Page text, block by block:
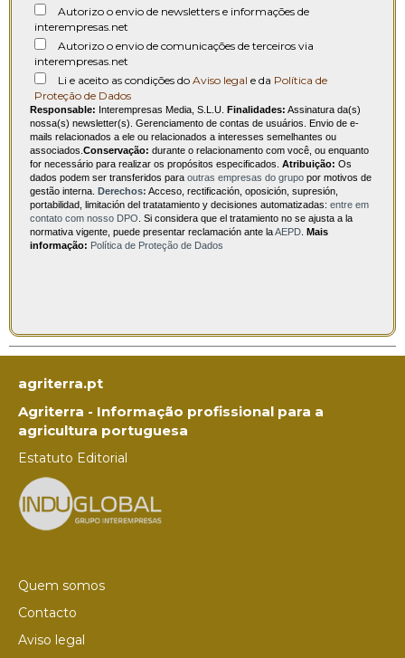
Autorizo o envio de newsletters e informações de
interempresas.net
Autorizo o envio de comunicações de terceiros via
interempresas.net
Li e aceito as condições do Aviso legal e da Política de
Proteção de Dados
Responsable: Interempresas Media, S.L.U. Finalidades: Assinatura da(s)
nossa(s) newsletter(s). Gerenciamento de contas de usuários. Envio de e-
mails relacionados a ele ou relacionados a interesses semelhantes ou
associados. Conservação: durante o relacionamento com você, ou enquanto
for necessário para realizar os propósitos especificados. Atribuição: Os
dados podem ser transferidos para outras empresas do grupo por motivos de
gestão interna. Derechos: Acceso, rectificación, oposición, supresión,
portabilidad, limitación del tratatamiento y decisiones automatizadas: entre em
contato com nosso DPO . Si considera que el tratamiento no se ajusta a la
normativa vigente, puede presentar reclamación ante laAEPD Mais
informação: Política de Proteção de Dados
agriterra.pt
Agriterra - Informação profissional para a
agricultura portuguesa
Estatuto Editorial
Quem somos
Contacto
Aviso legal